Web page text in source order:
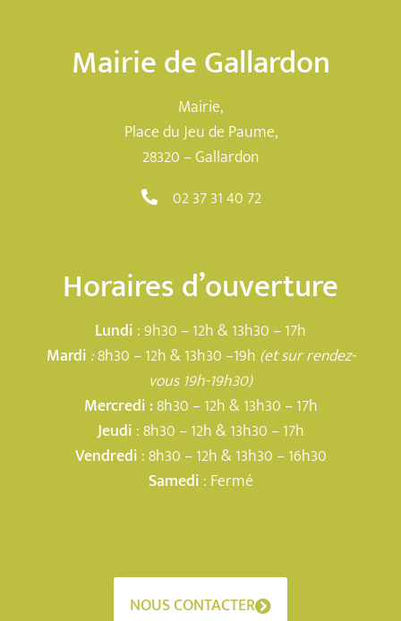
Mairie de Gallardon
Mairie,
Place du Jeu de Paume,
28320 – Gallardon
02 37 31 40 72
Horaires d’ouverture
Lundi : 9h30 – 12h & 13h30 – 17h
Mardi :8h30 – 12h & 13h30 –19h (et sur rendez-
vous 19h-19h30)
Mercredi :8h30 – 12h & 13h30 – 17h
Jeudi : 8h30 – 12h & 13h30 – 17h
Vendredi : 8h30 – 12h & 13h30 – 16h30
Samedi : Fermé
NOUS CONTACTER